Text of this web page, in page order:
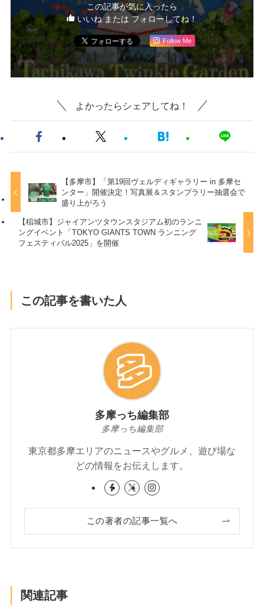
この記事が気に入ったら
いいね または フォローしてね！
Follow Me
よかったらシェアしてね！
【多摩市】「第19回ヴェルディギャラリー in 多摩セ
ンター」開催決定！写真展＆スタンプラリー抽選会で
盛り上がろう
【稲城市】ジャイアンツタウンスタジアム初のランニ
ングイベント「TOKYO GIANTS TOWN ランニング
フェスティバル2025」を開催
この記事を書いた人
多摩っち編集部
多摩っち編集部
東京都多摩エリアのニュースやグルメ、遊び場な
どの情報をお伝えします。
この著者の記事一覧へ
関連記事